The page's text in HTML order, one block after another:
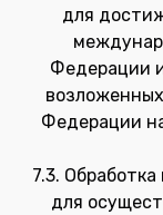
для
Федерации
Федерации
7.3.
для